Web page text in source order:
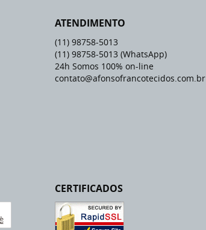
ATENDIMENTO
(11) 98758-5013
(11) 98758-5013 (WhatsApp)
24h Somos 100% on-line
contato@afonsofrancotecidos.com.br
CERTIFICADOS